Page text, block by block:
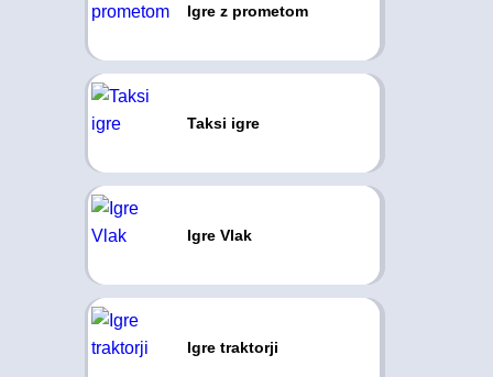
Igre z prometom
Taksi igre
Igre Vlak
Igre traktorji